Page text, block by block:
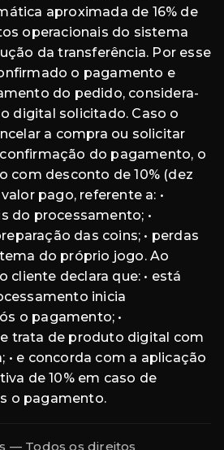
aproximada de 16% de
operacionais do sistema
da transferência. Por esse
o pagamento e
do pedido, considera-
digital solicitado. Caso o
a compra ou solicitar
do pagamento, o
com desconto de 10% (dez
pago, referente a: •
do processamento; •
das coins; • perdas
do próprio jogo. Ao
cliente declara que: • está
inicia
o pagamento; •
trata de produto digital com
• e concorda com a aplicação
de 10% em caso de
o pagamento.
— Todos os direitos